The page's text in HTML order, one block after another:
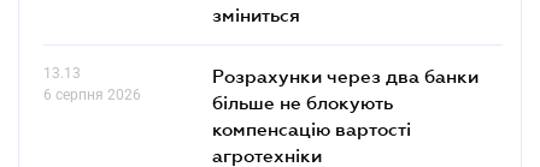
зміниться
13.13
6 серпня 2026
Розрахунки через два банки
більше не блокують
компенсацію вартості
агротехніки